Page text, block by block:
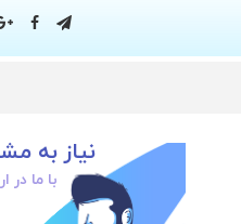
نیاز به
با ما در